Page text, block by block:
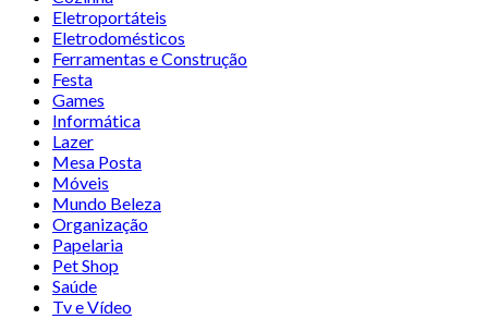
Eletroportáteis
Eletrodomésticos
Ferramentas e Construção
Festa
Games
Informática
Lazer
Mesa Posta
Móveis
Mundo Beleza
Organização
Papelaria
Pet Shop
Saúde
Tv e Vídeo